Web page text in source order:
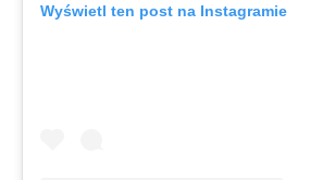
Wyświetl ten post na Instagramie